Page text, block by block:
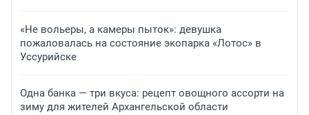
«Не вольеры, а камеры пыток»: девушка
пожаловалась на состояние экопарка «Лотос» в
Уссурийске
Одна банка — три вкуса: рецепт овощного ассорти на
зиму для жителей Архангельской области